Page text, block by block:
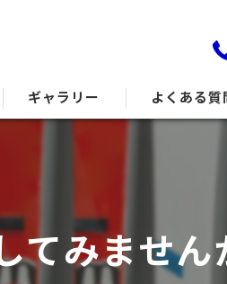
ギャラリー よくある質
てみません